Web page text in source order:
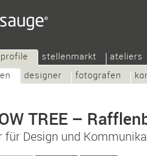
profile
designer fotografen
stellenmarkt ateliers
TREE –
für Design und